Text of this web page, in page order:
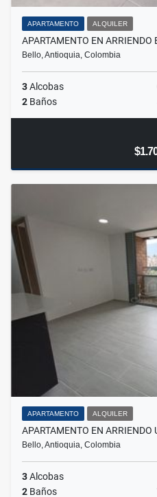
APARTAMENTO ALQUILER
APARTAMENTO EN
Bello, Antioquia, Colombia
3Alcobas
2 Baños
APARTAMENTO ALQUILER
APARTAMENTO EN
Bello, Antioquia, Colombia
3Alcobas
2 Baños